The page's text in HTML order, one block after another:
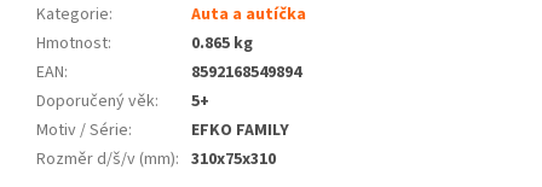
Kategorie:
Auta a autíčka
Hmotnost:
0.865 kg
EAN:
8592168549894
Doporučený věk:
5+
Motiv / Série:
EFKO FAMILY
Rozměr d/š/v (mm): 310x75x310